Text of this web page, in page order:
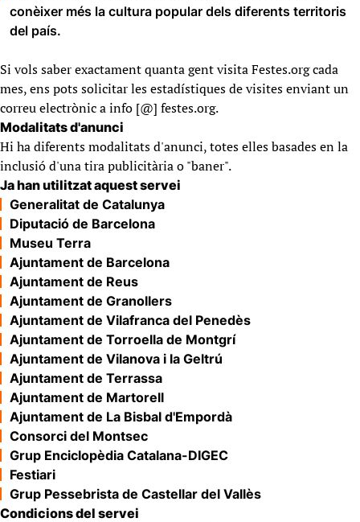
conèixer més la cultura popular dels diferents territoris
del país.
Si vols saber exactament quanta gent visita Festes.org cada
mes, ens pots solicitar les estadístiques de visites enviant un
correu electrònic a info [@] festes.org.
Modalitats d'anunci
Hi ha diferents modalitats d'anunci, totes elles basades en la
inclusió d'una tira publicitària o "baner".
Ja han utilitzat aquest servei
Generalitat de Catalunya
Diputació de Barcelona
Museu Terra
Ajuntament de Barcelona
Ajuntament de Reus
Ajuntament de Granollers
Ajuntament de Vilafranca del Penedès
Ajuntament de Torroella de Montgrí
Ajuntament de Vilanova i la Geltrú
Ajuntament de Terrassa
Ajuntament de Martorell
Ajuntament de La Bisbal d'Empordà
Consorci del Montsec
Grup Enciclopèdia Catalana-DIGEC
Festiari
Grup Pessebrista de Castellar del Vallès
Condicions del servei